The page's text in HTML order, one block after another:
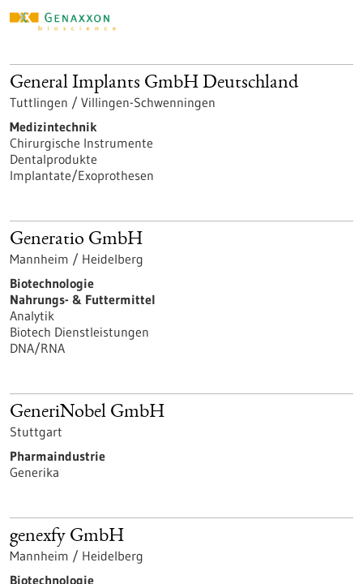
General Implants GmbH Deutschland
Tuttlingen / Villingen-Schwenningen
Medizintechnik
Chirurgische Instrumente
Dentalprodukte
Implantate/Exoprothesen
Generatio GmbH
Mannheim / Heidelberg
Biotechnologie
Nahrungs- & Futtermittel
Analytik
Biotech Dienstleistungen
DNA/RNA
GeneriNobel GmbH
Stuttgart
Pharmaindustrie
Generika
genexfy GmbH
Mannheim / Heidelberg
Biotechnologie